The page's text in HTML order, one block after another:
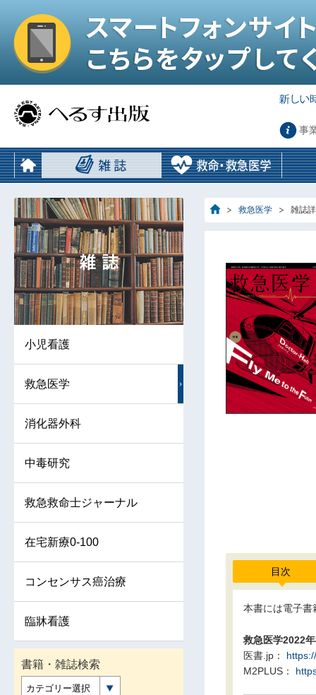
事
救急医学 雑誌
目次
本書には電子書
救急医学2022
医書.jp：
M2PLUS：
小児看護
救急医学
消化器外科
中毒研究
救急救命士ジャーナル
在宅新療0-100
コンセンサス癌治療
臨牀看護
書籍・雑誌検索
カテゴリー選択